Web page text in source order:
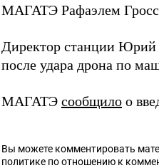
МАГАТЭ Рафаэлем
Директор станции Юрий
после удара дрона по
МАГАТЭ сообщило о
Вы можете комментировать
политике по отношению к